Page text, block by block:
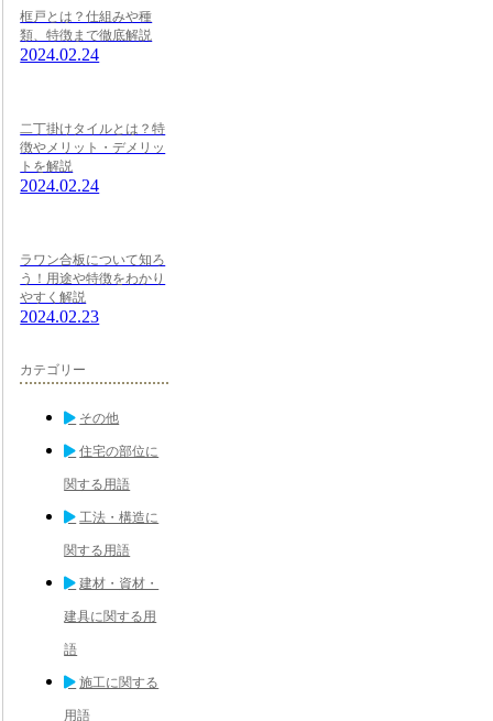
框戸とは？仕組みや種
類、特徴まで徹底解説
2024.02.24
二丁掛けタイルとは？特
徴やメリット・デメリッ
トを解説
2024.02.24
ラワン合板について知ろ
う！用途や特徴をわかり
やすく解説
2024.02.23
カテゴリー
その他
住宅の部位に
関する用語
工法・構造に
関する用語
建材・資材・
建具に関する用
語
施工に関する
用語